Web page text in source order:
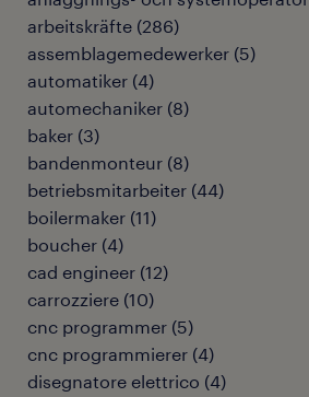
arbeitskräfte (286)
assemblagemedewerker (5)
automatiker (4)
automechaniker (8)
baker (3)
bandenmonteur (8)
betriebsmitarbeiter (44)
boilermaker (11)
boucher (4)
cad engineer (12)
carrozziere (10)
cnc programmer (5)
cnc programmierer (4)
disegnatore elettrico (4)